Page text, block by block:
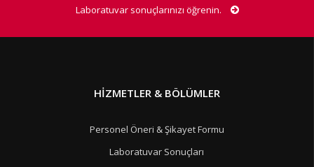
Laboratuvar sonuçlarınızı öğrenin.
HIZMETLER & BÖLÜMLER
Personel Öneri & Şikayet Formu
Laboratuvar Sonuçları